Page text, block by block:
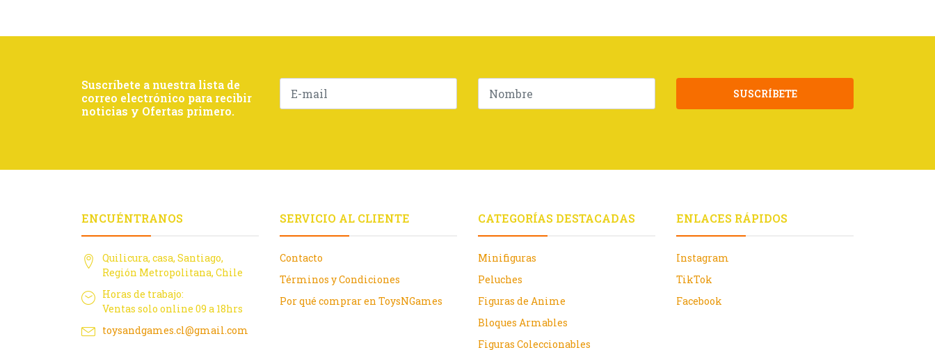
Suscríbete a nuestra lista de
correo electrónico para recibir
noticias y Ofertas primero.
SUSCRÍBETE
ENCUÉNTRANOS
Quilicura, casa, Santiago,
Región Metropolitana, Chile
Horas de trabajo:
Ventas solo online 09 a 18hrs
toysandgames.cl@gmail.com
SERVICIO AL CLIENTE
Contacto
Términos y Condiciones
Por qué comprar en ToysNGames
CATEGORÍAS DESTACADAS
Minifiguras
Peluches
Figuras de Anime
Bloques Armables
Figuras Coleccionables
ENLACES RÁPIDOS
Instagram
TikTok
Facebook